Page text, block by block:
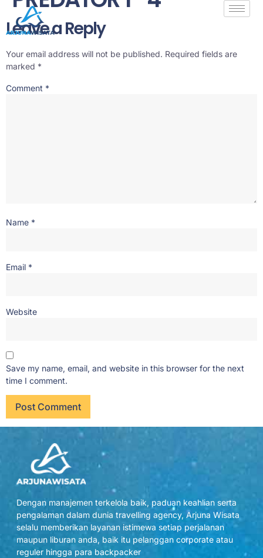
Leave a Reply
Your email address will not be published. Required fields are
marked *
Comment *
Name *
Email *
Website
Save my name, email, and website in this browser for the next
time I comment.
Dengan manajemen terkelola baik, paduan keahlian serta
pengalaman dalam dunia travelling agency, Arjuna Wisata
selalu memberikan layanan istimewa setiap perjalanan
maupun liburan anda, baik itu pelanggan corporate atau
reguler hingga para backpacker